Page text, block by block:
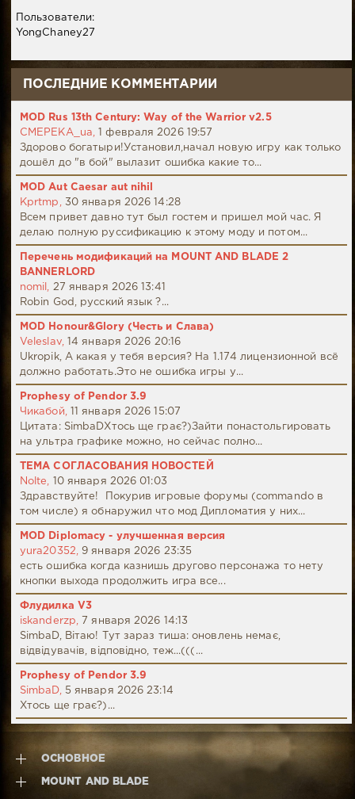
Пользователи:
YongChaney27
ПОСЛЕДНИЕ КОММЕНТАРИИ
MOD Rus 13th Century: Way of the Warrior v2.5
CMEPEKA_ua,
1 февраля 2026 19:57
Здорово богатыри!Установил,начал новую игру как только
дошёл до "в бой" вылазит ошибка какие то...
MOD Aut Caesar aut nihil
Kprtmp, 30 января 2026 14:28
Всем привет давно тут был гостем и пришел мой час. Я
делаю полную руссификацию к этому моду и потом...
Перечень модификаций на MOUNT AND BLADE 2
BANNERLORD
nomil, 27 января 2026 13:41
Robin God, русский язык ?...
MOD Honour&Glory (Честь и Слава)
Veleslav,
14 января 2026 20:16
Ukropik, А какая у тебя версия? На 1.174 лицензионной всё
должно работать.Это не ошибка игры у...
Prophesy of Pendor 3.9
Чикабой,
11 января 2026 15:07
Цитата: SimbaDХтось ще грає?)Зайти понастольгировать
на ультра графике можно, но сейчас полно...
ТЕМА СОГЛАСОВАНИЯ НОВОСТЕЙ
Nolte,
10 января 2026 01:03
Здравствуйте! Покурив игровые форумы (commando в
том числе) я обнаружил что мод Дипломатия у них...
MOD Diplomacy - улучшенная версия
yura20352, 9 января 2026 23:35
есть ошибка когда казнишь другово персонажа то нету
кнопки выхода продолжить игра все...
Флудилка V3
iskanderzp, 7 января 2026 14:13
SimbaD, Вітаю! Тут зараз тиша: оновлень немає,
відвідувачів, відповідно, теж...(((...
Prophesy of Pendor 3.9
SimbaD, 5 января 2026 23:14
Хтось ще грає?)...
ОСНОВНОЕ
MOUNT AND BLADE